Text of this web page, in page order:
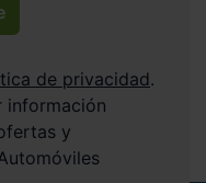
de privacidad.
información
y